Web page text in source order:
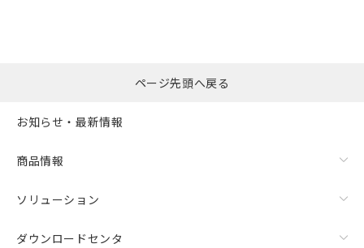
ページ先頭へ戻る
お知らせ・最新情報
商品情報
ソリューション
ダウンロードセンタ